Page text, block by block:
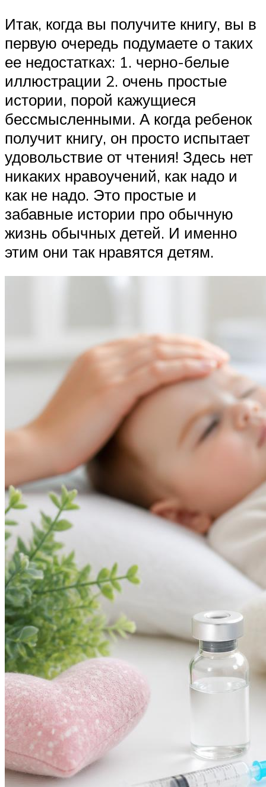
Итак, когда вы получите книгу, вы в
первую очередь подумаете о таких
ее недостатках: 1. черно-белые
иллюстрации 2. очень простые
истории, порой кажущиеся
бессмысленными. А когда ребенок
получит книгу, он просто испытает
удовольствие от чтения! Здесь нет
никаких нравоучений, как надо и
как не надо. Это простые и
забавные истории про обычную
жизнь обычных детей. И именно
этим они так нравятся детям.